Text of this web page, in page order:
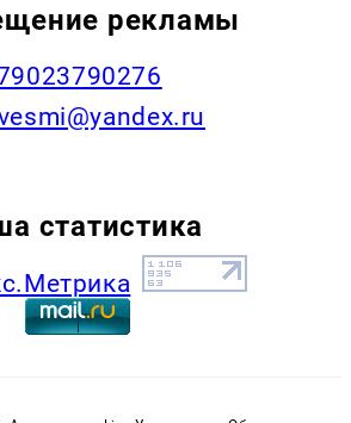
рекламы
статистика